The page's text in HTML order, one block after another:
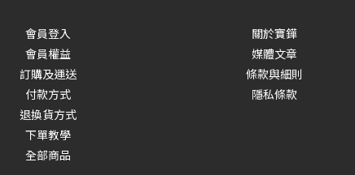
會員登入
會員權益
訂購及運送
付款方式
退換貨方式
下單教學
全部商品
關於寶鏵
媒體文章
條款與細則
隱私條款